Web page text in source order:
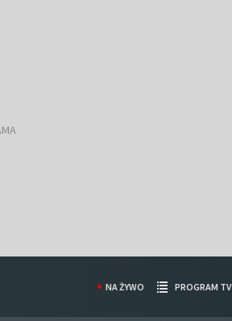
NA ŻYWO PROGRAM TV